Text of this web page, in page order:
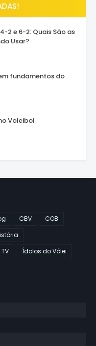
2 e 6-2: Quais São as
Usar?
fundamentos do
Voleibol
CBV
COB
TV Ídolos do Vôlei